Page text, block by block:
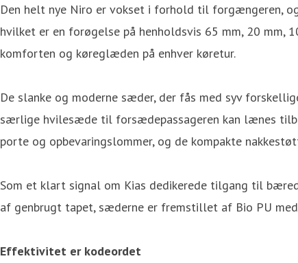
Den helt nye Niro er vokset i forhold til forgængeren,
hvilket er en forøgelse på henholdsvis 65 mm, 20 mm,
komforten og køreglæden på enhver køretur.
De slanke og moderne sæder, der fås med syv
særlige hvilesæde til forsædepassageren kan lænes
porte og opbevaringslommer, og de kompakte
Som et klart signal om Kias dedikerede tilgang til
af genbrugt tapet, sæderne er fremstillet af Bio PU
Effektivitet er kodeordet